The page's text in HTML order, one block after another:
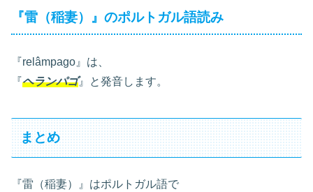
『雷（稲妻）』のポルトガル語読み
『relâmpago』は、
『ヘランパゴ』と発音します。
まとめ
『雷（稲妻）』はポルトガル語で